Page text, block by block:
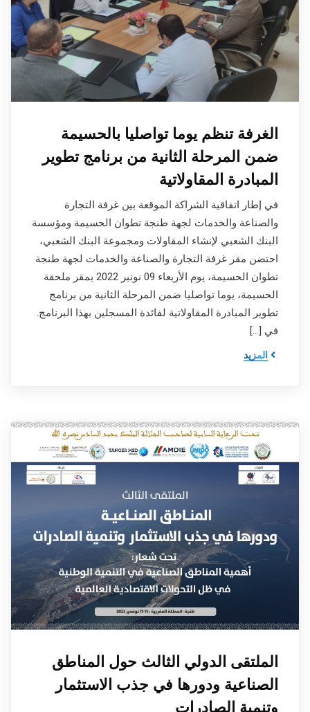
الغرفة تنظم يوما تواصليا بالحسيمة
ضمن المرحلة الثانية من برنامج تطوير
المبادرة المقاولاتية
في إطار اتفاقية الشراكة الموقعة بين غرفة التجارة
والصناعة والخدمات لجهة طنجة تطوان الحسيمة ومؤسسة
البنك الشعبي لإنشاء المقاولات ومجموعة البنك الشعبي،
احتضن مقر غرفة التجارة والصناعة والخدمات لجهة طنجة
تطوان الحسيمة، يوم الأربعاء 09 نونبر 2022 بمقر ملحقة
الحسيمة، يوما تواصليا ضمن المرحلة الثانية من برنامج
تطوير المبادرة المقاولاتية لفائدة المسجلين بهذا البرنامج.
في […]
المزيد
الملتقى الدولي الثالث حول المناطق
الصناعية ودورها في جذب الاستثمار
وتنمية الصادرات